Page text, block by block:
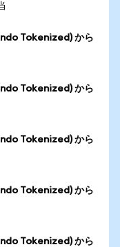
Tokenized) から
Tokenized) から
Tokenized) から
Tokenized) から
Tokenized) から